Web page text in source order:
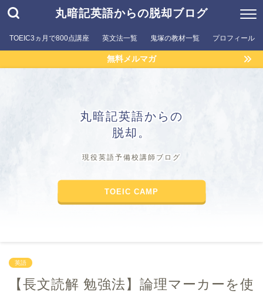
丸暗記英語からの脱却ブログ
TOEIC3ヵ月で800点講座 英文法一覧 鬼塚の教材一覧 プロフィール
無料メルマガ
丸暗記英語からの
脱却。
現役英語予備校講師ブログ
TOEIC CAMP
英語
【長文読解 勉強法】論理マーカーを使